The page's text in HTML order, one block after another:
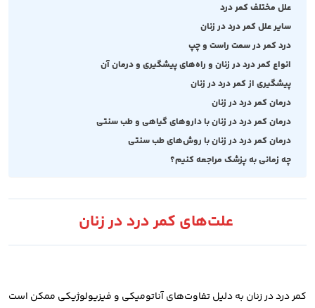
علل مختلف کمر درد
سایر علل کمر درد در زنان
درد کمر در سمت راست و چپ
انواع کمر درد در زنان و راه‌های پیشگیری و درمان آن
پیشگیری از کمر درد در زنان
درمان کمر درد در زنان
درمان کمر درد در زنان با داروهای گیاهی و طب سنتی
درمان کمر درد در زنان با روش‌های طب سنتی
چه زمانی به پزشک مراجعه کنیم؟
علت‌های کمر درد در زنان
کمر درد در زنان به دلیل تفاوت‌های آناتومیکی و فیزیولوژیکی ممکن است